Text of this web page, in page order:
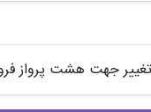
تغییر جهت هشت پرواز